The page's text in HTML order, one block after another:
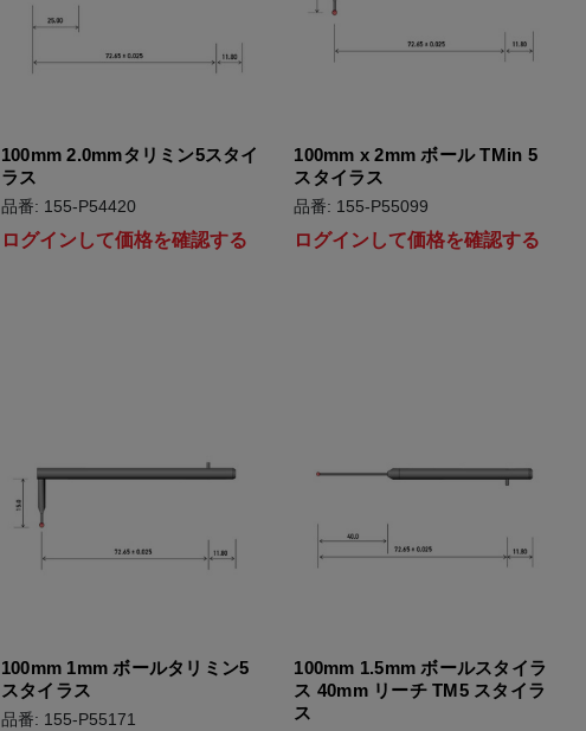
100mm 2.0mmタリミン5スタイ
ラス
品番: 155-P54420
ログインして価格を確認する
100mm x 2mm ボール TMin 5
スタイラス
品番: 155-P55099
ログインして価格を確認する
100mm 1mm ボールタリミン5
スタイラス
品番: 155-P55171
100mm 1.5mm ボールスタイラ
ス 40mm リーチ TM5 スタイラ
ス